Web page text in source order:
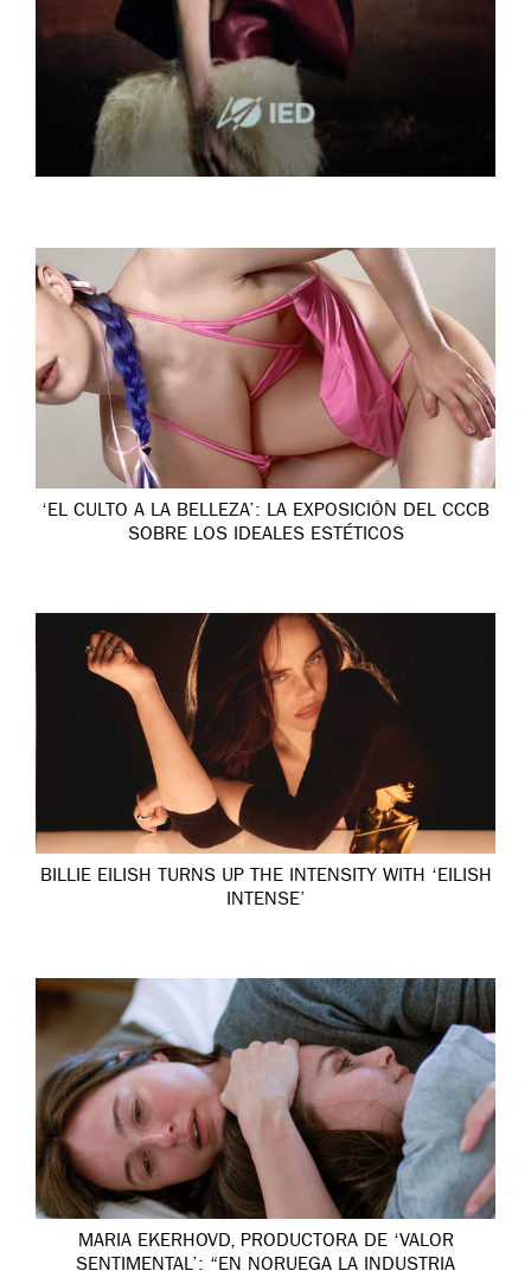
‘EL CULTO A LA BELLEZA’: LA EXPOSICIÓN DEL CCCB
SOBRE LOS IDEALES ESTÉTICOS
BILLIE EILISH TURNS UP THE INTENSITY WITH ‘EILISH
INTENSE’
MARIA EKERHOVD, PRODUCTORA DE ‘VALOR
SENTIMENTAL’: “EN NORUEGA LA INDUSTRIA